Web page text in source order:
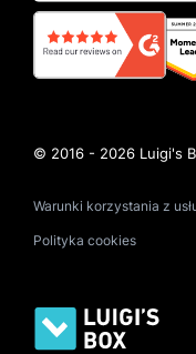
© 2016 - 2026 Luigi's
Warunki korzystania z
Polityka cookies